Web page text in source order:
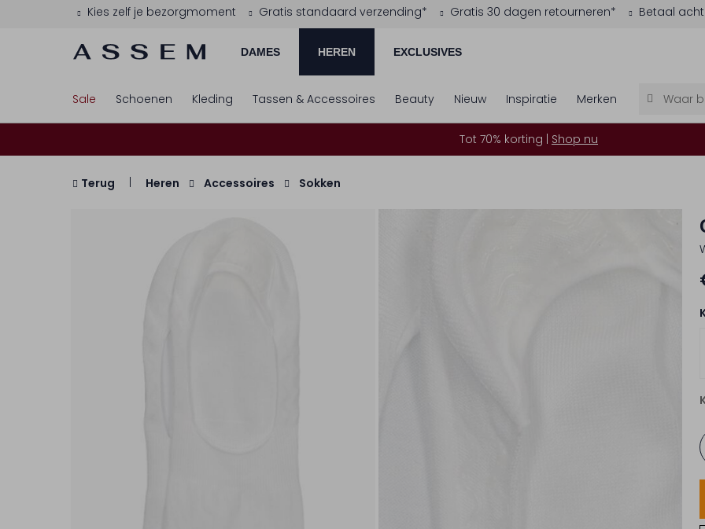
Kies zelf je bezorgmoment Gratis standaard verzending* Gratis 30 dagen retourneren* Betaal
DAMES HEREN EXCLUSIVES
Sale Schoenen Kleding Tassen & Accessoires Beauty Nieuw Inspiratie Merken
Tot 70% korting | Shop nu
Terug Heren Accessoires Sokken